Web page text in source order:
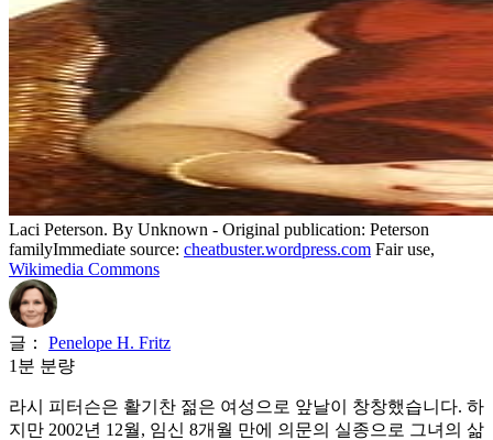
Laci Peterson. By Unknown - Original publication: Peterson
familyImmediate source: cheatbuster.wordpress.com Fair use,
Wikimedia Commons
글：
Penelope H. Fritz
1분 분량
라시 피터슨은 활기찬 젊은 여성으로 앞날이 창창했습니다. 하
지만 2002년 12월, 임신 8개월 만에 의문의 실종으로 그녀의 삶